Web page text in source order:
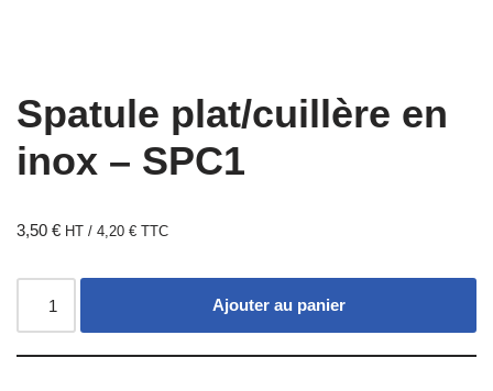
Spatule plat/cuillère en
inox – SPC1
3,50 € HT / 4,20 € TTC
Ajouter au panier